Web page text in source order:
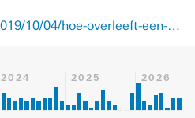
www.nrc.nl/nieuws/2019/10/04/hoe-overleeft-een-kind-van-curlingouders-in-de-echte-wereld-a3975653
2024 2025 2026